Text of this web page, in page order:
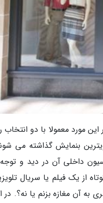
مورد معمولا با دو انتخاب
بنمایش گذاشته می
داخلی آن در دید و توجه
از یک فیلم یا سریال
آن مغازه بزنم یا نه؟. در